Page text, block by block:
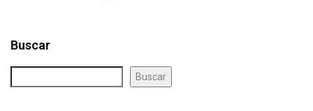
Buscar
Buscar